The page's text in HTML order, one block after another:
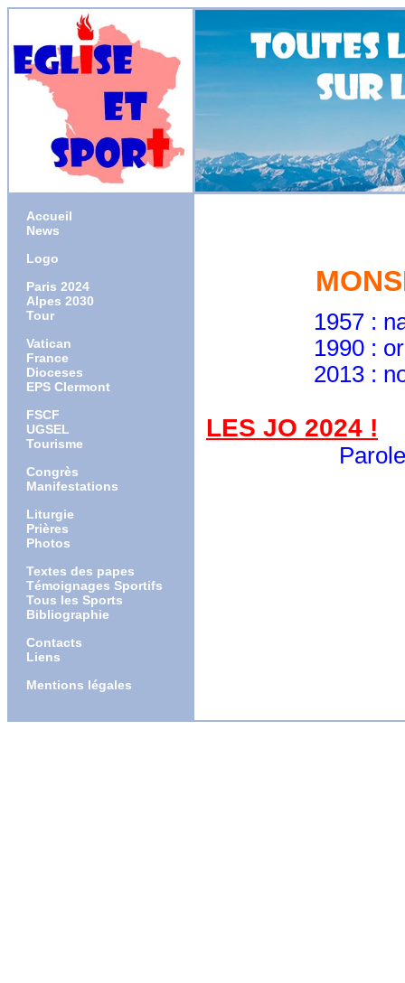
Accueil
News
Logo
Paris 2024
Alpes 2030
Tour
Vatican
France
Dioceses
EPS Clermont
FSCF
UGSEL
Tourisme
Congrès
Manifestations
Liturgie
Prières
Photos
Textes des papes
Témoignages Sportifs
Tous les Sports
Bibliographie
Contacts
Liens
Mentions légales
1957 :
1990 :
2013 :
LES JO 2024 !
Parole à nos